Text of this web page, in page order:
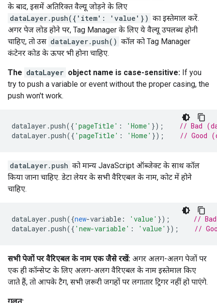
के बाद, इसमें अतिरिक्त वैल्यू जोड़ने के लिए
dataLayer.push({'item': 'value'}) का इस्तेमाल करें.
अगर पेज लोड होने पर, Tag Manager के लिए ये वैल्यू उपलब्ध होनी
चाहिए, तो उस dataLayer.push() कॉल को Tag Manager
कंटेनर कोड के ऊपर भी होना चाहिए.
The dataLayer object name is case-sensitive: If you
try to push a variable or event without the proper casing, the
push won't work.
datalayer .push({ 'pageTitle' : 'Home' });
// Bad
dataLayer .push({ 'pageTitle' : 'Home' }); // Good
dataLayer.push को मान्य JavaScript ऑब्जेक्ट के साथ कॉल
किया जाना चाहिए. डेटा लेयर के सभी वैरिएबल के नाम, कोट में होने
चाहिए.
dataLayer .push({new-variable : 'value' });
//
dataLayer .push({ 'new-variable' : 'value' }); //
सभी पेजों पर वैरिएबल के नाम एक जैसे रखें: अगर अलग-अलग पेजों पर
एक ही कॉन्सेप्ट के लिए अलग-अलग वैरिएबल के नाम इस्तेमाल किए
जाते हैं, तो आपके टैग, सभी ज़रूरी जगहों पर लगातार ट्रिगर नहीं हो पाएंगे.